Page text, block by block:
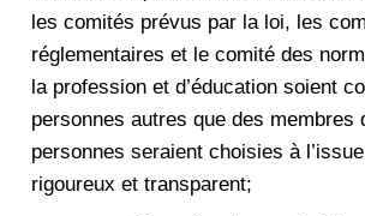
les comités prévus par la loi, les
réglementaires et le comité des
la profession et d’éducation soient
personnes autres que des membres
personnes seraient choisies à
rigoureux et transparent;